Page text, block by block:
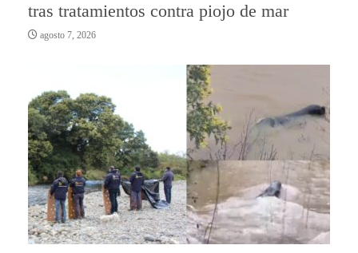
tras tratamientos contra piojo de mar
agosto 7, 2026